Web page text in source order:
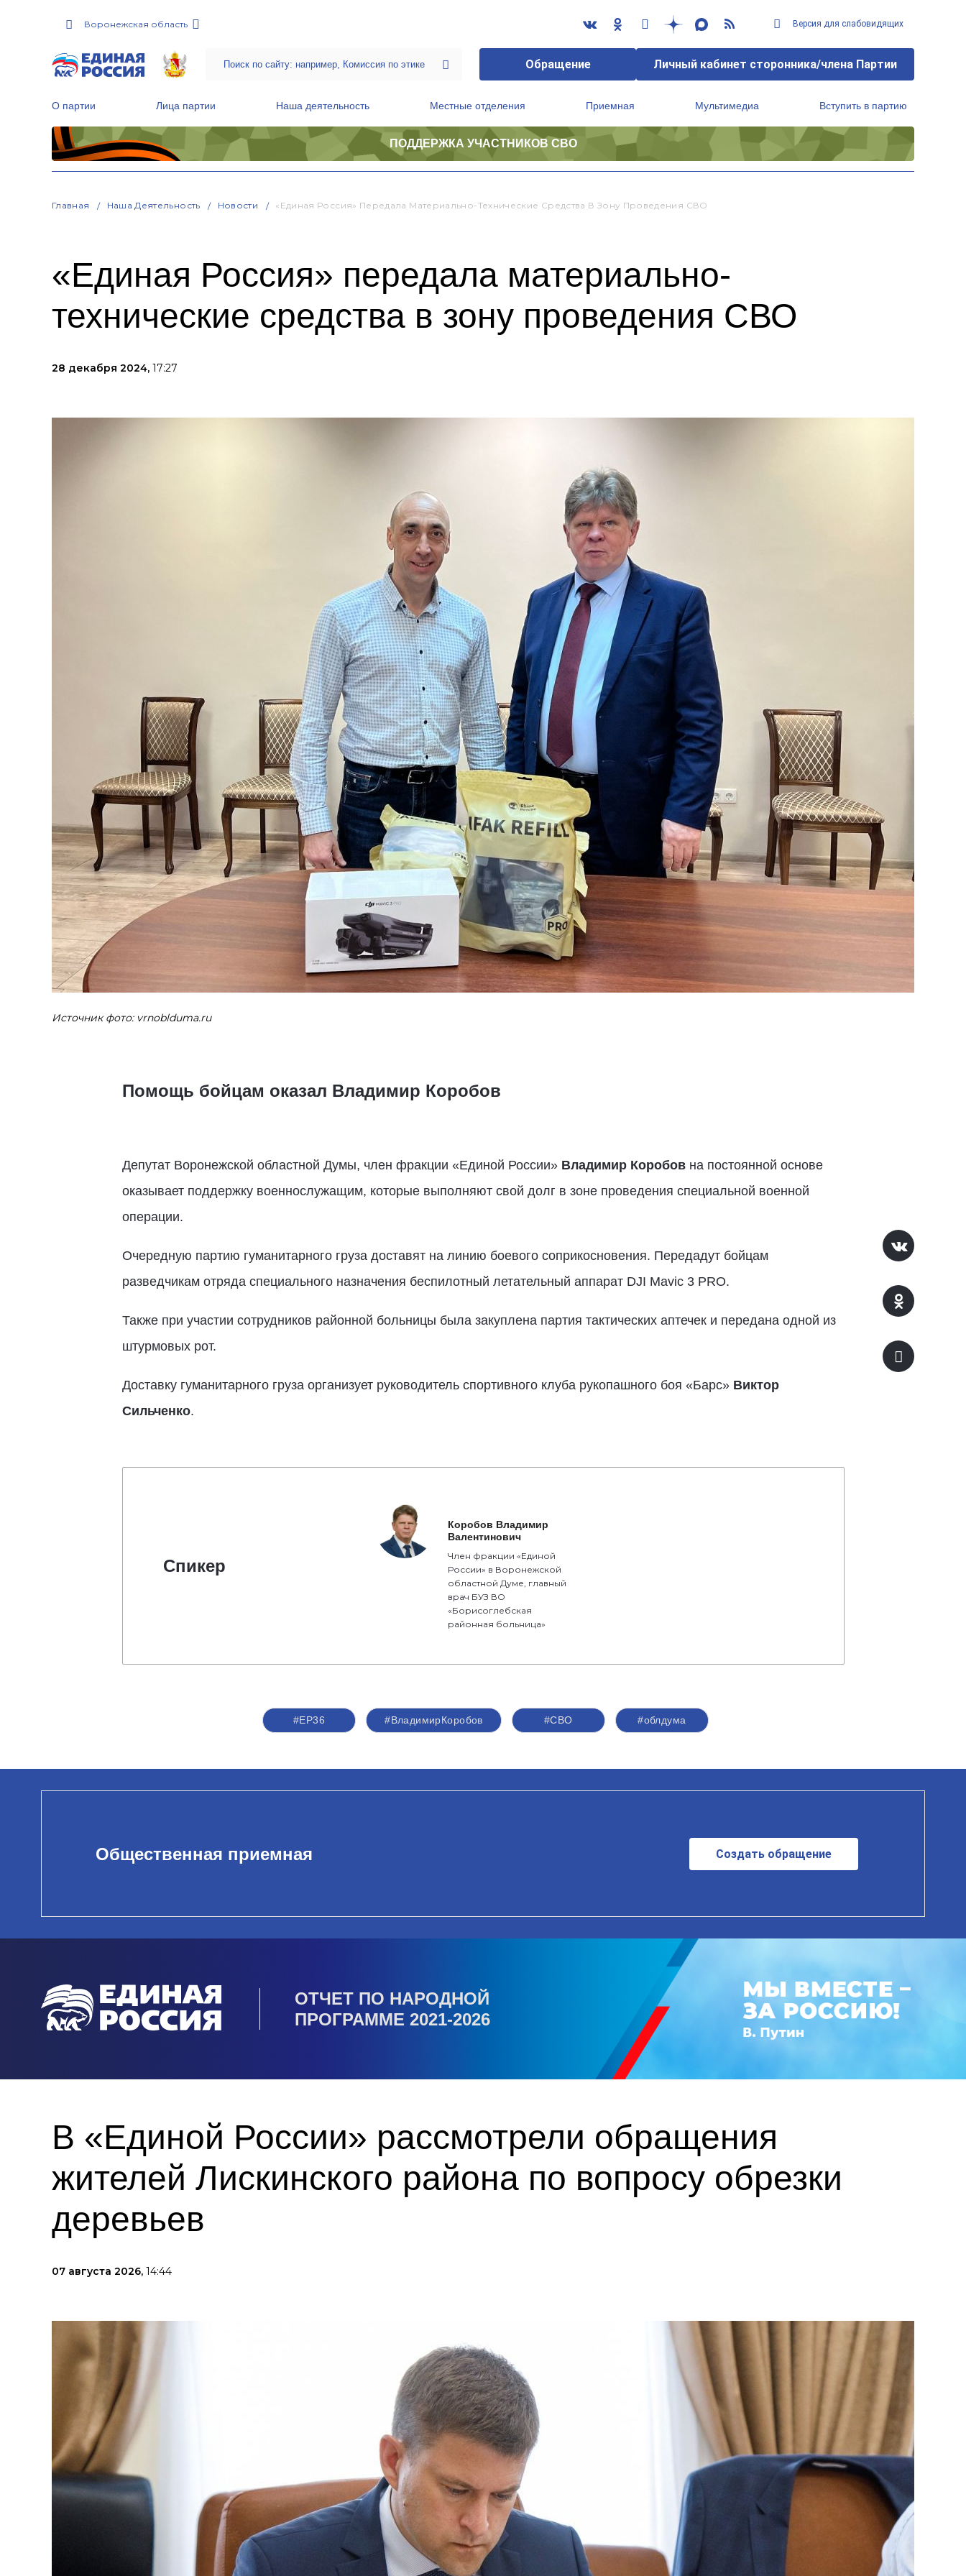
Воронежская область Версия для слабовидящих
Обращение Личный кабинет сторонника/члена Партии
О партии Лица партии Наша деятельность Местные отделения Приемная Мультимедиа Вступить в партию
ПОДДЕРЖКА УЧАСТНИКОВ СВО
Главная Наша Деятельность Новости «Единая Россия» Передала Материально-Технические Средства В Зону Проведения СВО
«Единая Россия» передала материально-
технические средства в зону проведения СВО
28 декабря 2024, 17:27
Источник фото: vrnoblduma.ru
Помощь бойцам оказал Владимир Коробов
Депутат Воронежской областной Думы, член фракции «Единой России» Владимир Коробовна постоянной основе
оказывает поддержку военнослужащим, которые выполняют свой долг в зоне проведения специальной военной
операции.
Очередную партию гуманитарного груза доставят на линию боевого соприкосновения. Передадут бойцам
разведчикам отряда специального назначения беспилотный летательный аппарат DJI Mavic 3 PRO.
Также при участии сотрудников районной больницы была закуплена партия тактических аптечек и передана одной из
штурмовых рот.
Доставку гуманитарного груза организует руководитель спортивного клуба рукопашного боя «Барс» Виктор
Сильченко.
Спикер
Коробов Владимир
Валентинович
Член фракции «Единой
России» в Воронежской
областной Думе, главный
врач БУЗ ВО
«Борисоглебская
районная больница»
#ЕР36 #ВладимирКоробов #СВО #облдума
Общественная приемная Создать обращение
ОТЧЕТ ПО НАРОДНОЙ
ПРОГРАММЕ 2021-2026
В «Единой России» рассмотрели обращения
жителей Лискинского района по вопросу обрезки
деревьев
07 августа 2026, 14:44